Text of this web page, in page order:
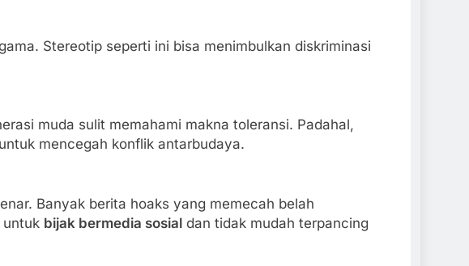
Stereotip seperti ini bisa menimbulkan diskriminasi
muda sulit memahami makna toleransi. Padahal,
mencegah konflik antarbudaya.
Banyak berita hoaks yang memecah belah
untuk bijak bermedia sosialdan tidak mudah terpancing